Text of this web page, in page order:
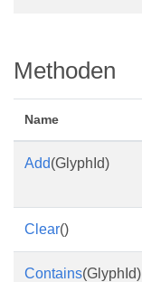
Methoden
Name
Add(GlyphId)
Clear()
Contains(GlyphId)